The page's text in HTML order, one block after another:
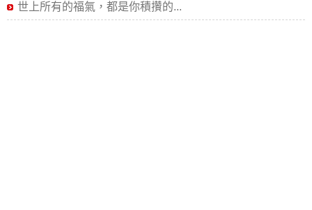
世上所有的福氣，都是你積攢的...